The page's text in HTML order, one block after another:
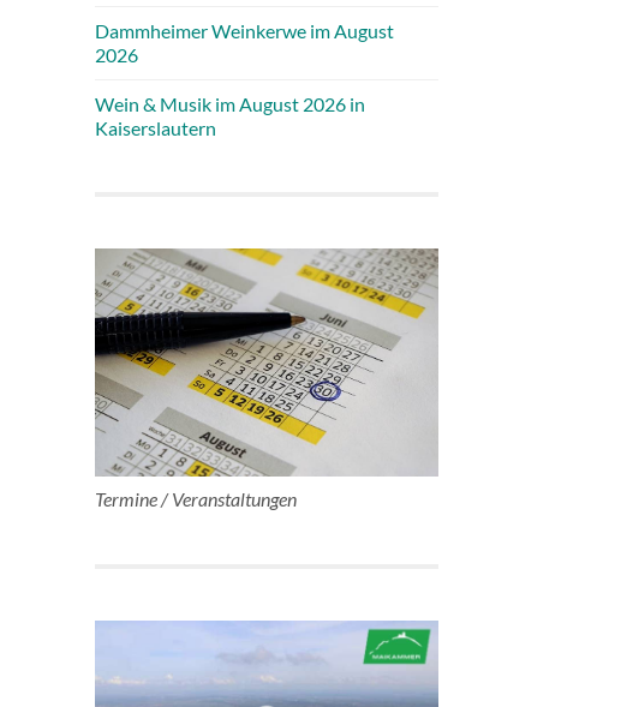
Dammheimer Weinkerwe im August
2026
Wein & Musik im August 2026 in
Kaiserslautern
Termine / Veranstaltungen